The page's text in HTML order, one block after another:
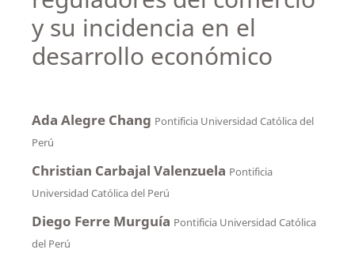
y su incidencia en el
desarrollo económico
Ada Alegre Chang Pontificia Universidad Católica del
Perú
Christian Carbajal Valenzuela Pontificia
Universidad Católica del Perú
Diego Ferre Murguía Pontificia Universidad Católica
del Perú